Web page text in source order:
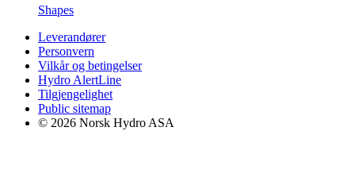
Shapes
Leverandører
Personvern
Vilkår og betingelser
Hydro AlertLine
Tilgjengelighet
Public sitemap
© 2026 Norsk Hydro ASA